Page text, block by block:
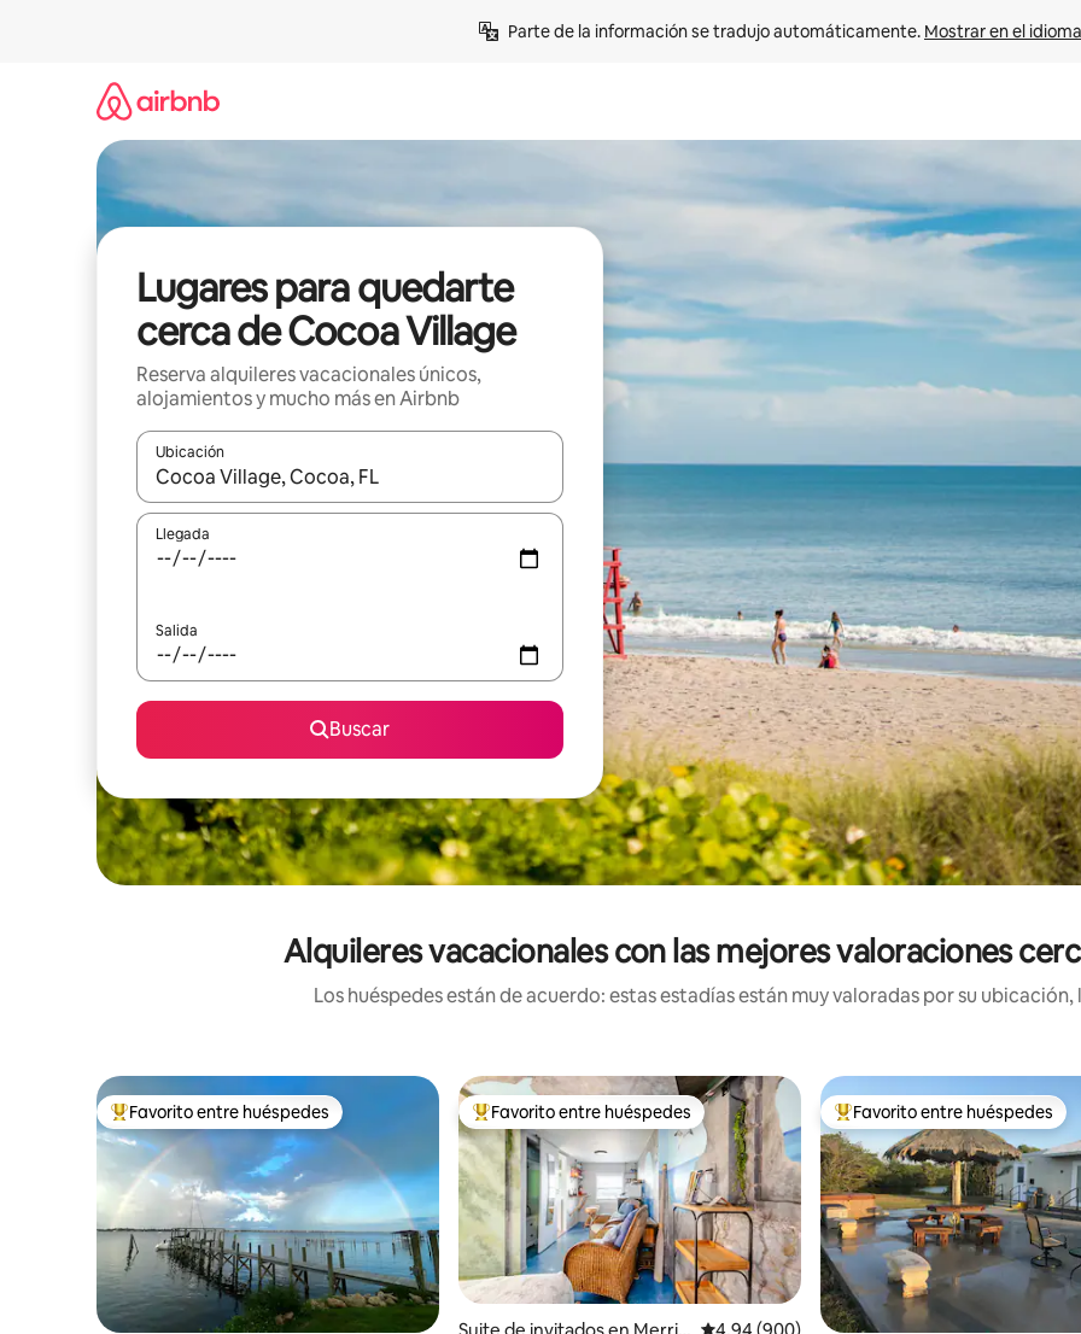
Parte de la información se tradujo automáticamente. Mostrar en el
Lugares para quedarte
cerca de Cocoa Village
Reserva alquileres vacacionales únicos,
alojamientos y mucho más en Airbnb
Ubicación
Cuando los resultados estén disponibles, navega con las teclas de flecha hacia arriba y hacia abajo o explora con el
Llegada
Salida
Buscar
Alquileres vacacionales con las mejores valoraciones
Los huéspedes están de acuerdo: estas estadías están muy valoradas por su
Favorito entre huéspedes preferido
Favorito entre huéspedes Favorito entre huéspedes preferido
Favorito entre huéspedes Favorito entre huéspedes
Favorito entre huéspedes